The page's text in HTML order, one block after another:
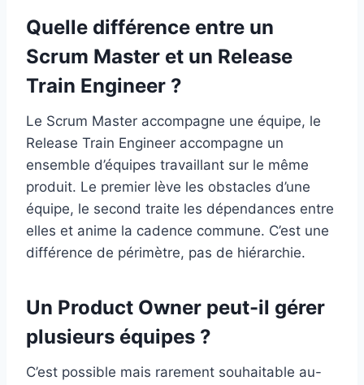
Quelle différence entre un
Scrum Master et un Release
Train Engineer ?
Le Scrum Master accompagne une équipe, le
Release Train Engineer accompagne un
ensemble d’équipes travaillant sur le même
produit. Le premier lève les obstacles d’une
équipe, le second traite les dépendances entre
elles et anime la cadence commune. C’est une
différence de périmètre, pas de hiérarchie.
Un Product Owner peut-il gérer
plusieurs équipes ?
C’est possible mais rarement souhaitable au-